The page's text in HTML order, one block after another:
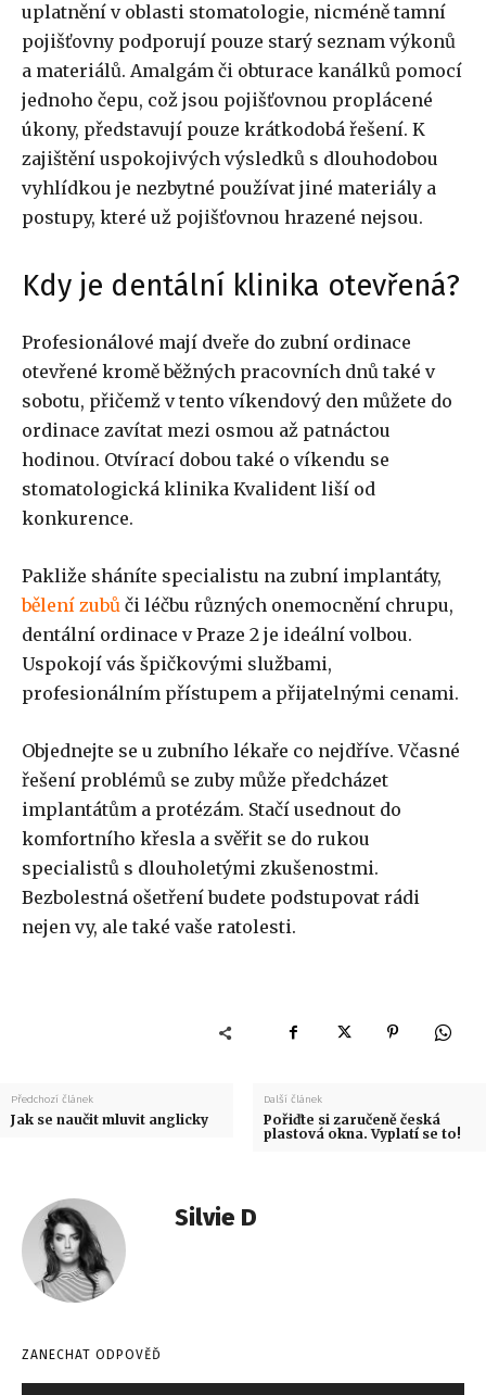
uplatnění v oblasti stomatologie, nicméně tamní
pojišťovny podporují pouze starý seznam výkonů
a materiálů. Amalgám či obturace kanálků pomocí
jednoho čepu, což jsou pojišťovnou proplácené
úkony, představují pouze krátkodobá řešení. K
zajištění uspokojivých výsledků s dlouhodobou
vyhlídkou je nezbytné používat jiné materiály a
postupy, které už pojišťovnou hrazené nejsou.
Kdy je dentální klinika otevřená?
Profesionálové mají dveře do zubní ordinace
otevřené kromě běžných pracovních dnů také v
sobotu, přičemž v tento víkendový den můžete do
ordinace zavítat mezi osmou až patnáctou
hodinou. Otvírací dobou také o víkendu se
stomatologická klinika Kvalident liší od
konkurence.
Pakliže sháníte specialistu na zubní implantáty,
bělení zubů či léčbu různých onemocnění chrupu,
dentální ordinace v Praze 2 je ideální volbou.
Uspokojí vás špičkovými službami,
profesionálním přístupem a přijatelnými cenami.
Objednejte se u zubního lékaře co nejdříve. Včasné
řešení problémů se zuby může předcházet
implantátům a protézám. Stačí usednout do
komfortního křesla a svěřit se do rukou
specialistů s dlouholetými zkušenostmi.
Bezbolestná ošetření budete podstupovat rádi
nejen vy, ale také vaše ratolesti.
Předchozí článek
Jak se naučit mluvit anglicky
Další článek
Pořiďte si zaručeně česká
plastová okna. Vyplatí se to!
Silvie D
ZANECHAT ODPOVĚĎ